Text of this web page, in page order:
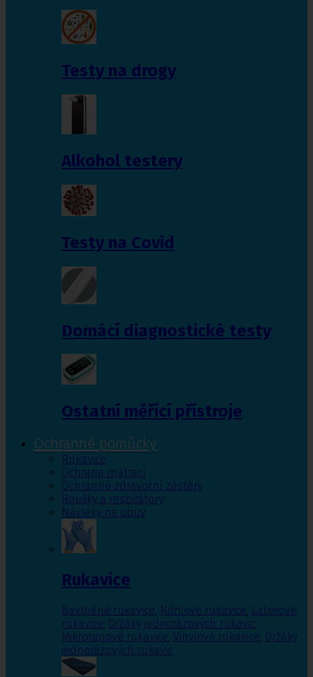
Testy na drogy
Alkohol testery
Testy na Covid
Domácí diagnostické testy
Ostatní měřící přístroje
Ochranné pomůcky
Rukavice
Ochrana matrací
Ochranné zdravotní zástěry
Roušky a respirátory
Návleky na obuv
Rukavice
Bavlněné rukavice, Nitrilové rukavice, Latexové
rukavice, Držáky jednorázových rukavic,
Mikrotenové rukavice, Vinylové rukavice, Držáky
jednorázových rukavic